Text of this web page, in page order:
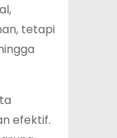
tetapi
efektif.